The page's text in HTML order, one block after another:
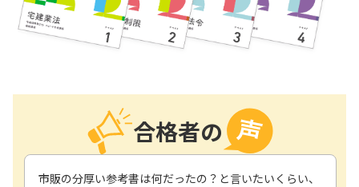
合格者の
市販の分厚い参考書は何だったの？と言いたいくらい、